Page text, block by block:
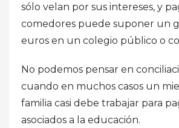
sólo velan por sus intereses, y
comedores puede suponer un
euros en un colegio público o
No podemos pensar en
cuando en muchos casos un
familia casi debe trabajar para
asociados a la educación.